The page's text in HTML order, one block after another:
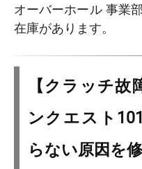
オーバーホール 事業
在庫があります。
【クラッチ故
ンクエスト
らない原因を